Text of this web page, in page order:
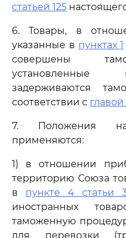
статьей 125
6. Товары, в
указанные в пунктах 1
совершены
установленные
задерживаются
соответствии с главой
7. Положения
применяются:
1) в отношении
территорию Союза
в пункте 4 статьи
иностранных
таможенную
для перевозки